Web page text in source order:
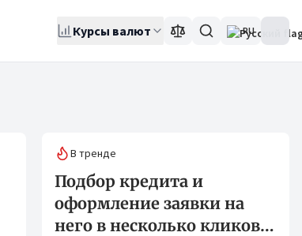
Курсы валют RU
В тренде
Подбор кредита и
оформление заявки на
него в несколько кликов: